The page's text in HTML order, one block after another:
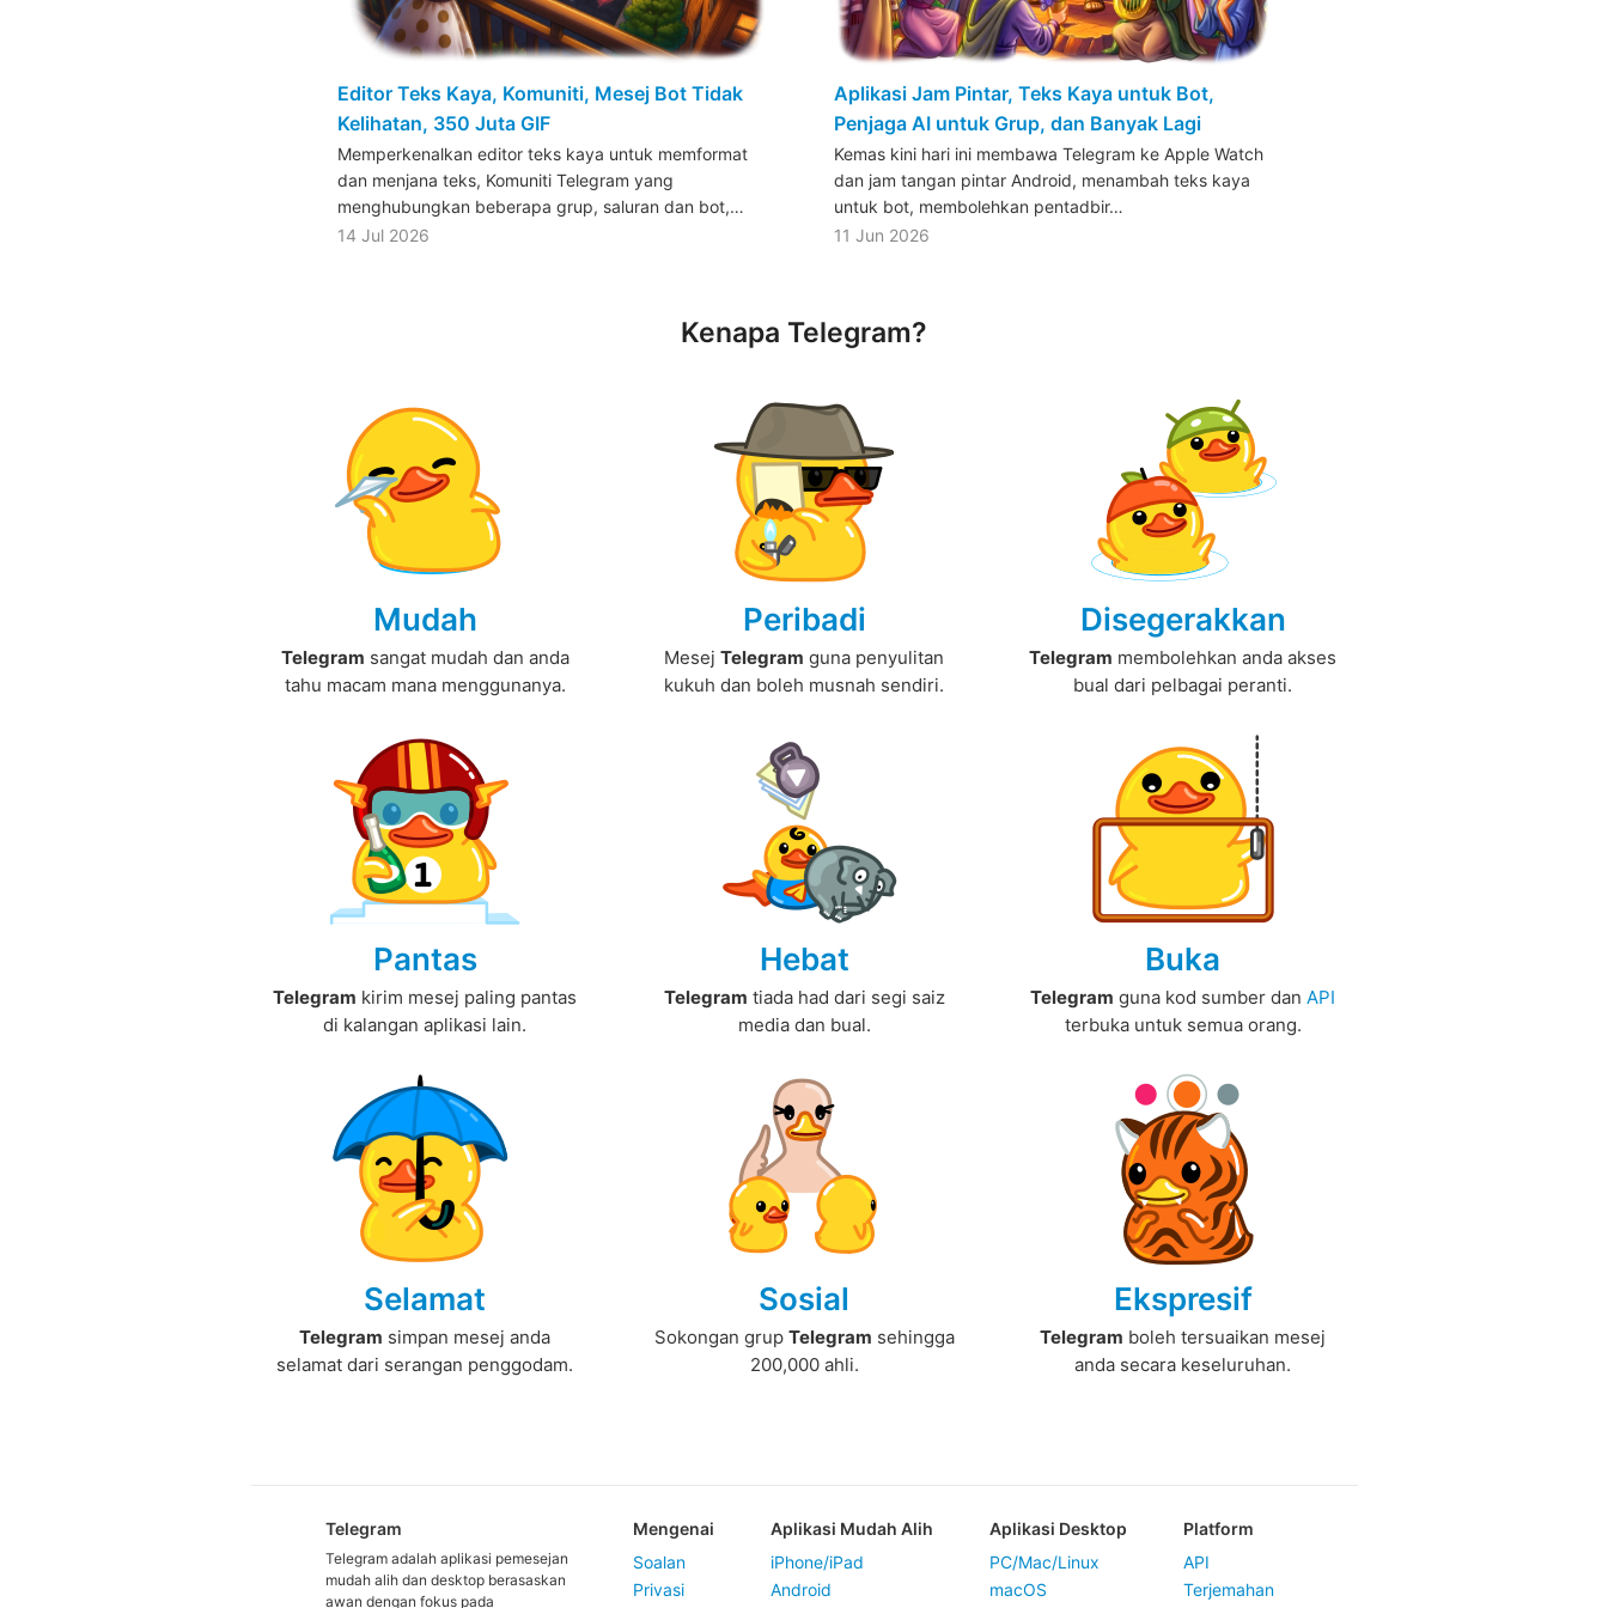
Editor Teks Kaya, Komuniti, Mesej Bot Tidak
Kelihatan, 350 Juta GIF
Memperkenalkan editor teks kaya untuk memformat
dan menjana teks, Komuniti Telegram yang
menghubungkan beberapa grup, saluran dan bot,…
14 Jul 2026
Aplikasi Jam Pintar, Teks Kaya untuk Bot,
Penjaga AI untuk Grup, dan Banyak Lagi
Kemas kini hari ini membawa Telegram ke Apple Watch
dan jam tangan pintar Android, menambah teks kaya
untuk bot, membolehkan pentadbir…
11 Jun 2026
Kenapa Telegram?
Mudah
Telegram sangat mudah dan anda
tahu macam mana menggunanya.
Peribadi
Mesej Telegram guna penyulitan
kukuh dan boleh musnah sendiri.
Disegerakkan
Telegram membolehkan anda akses
bual dari pelbagai peranti.
Pantas
Telegram kirim mesej paling pantas
di kalangan aplikasi lain.
Hebat
Telegram tiada had dari segi saiz
media dan bual.
Buka
Telegram guna kod sumber danAPI
terbuka untuk semua orang.
Selamat
Telegram simpan mesej anda
selamat dari serangan penggodam.
Sosial
Sokongan grup Telegram sehingga
200,000 ahli.
Ekspresif
Telegram boleh tersuaikan mesej
anda secara keseluruhan.
Telegram
Telegram adalah aplikasi pemesejan
mudah alih dan desktop berasaskan
awan dengan fokus pada
Mengenai
Soalan
Privasi
Aplikasi Mudah Alih
iPhone/iPad
Android
Aplikasi Desktop
PC/Mac/Linux
macOS
Platform
API
Terjemahan